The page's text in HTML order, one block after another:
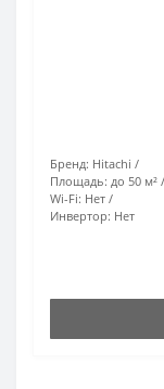
Бренд: Hitachi
Площадь: до 50 м²
Wi-Fi: Нет
Инвертор: Нет